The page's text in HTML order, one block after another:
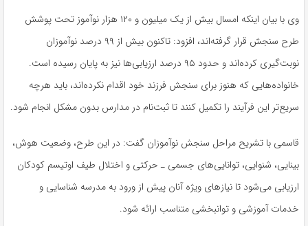
وی با بیان اینکه امسال بیش از یک میلیون و ۱۲۰ هزار نوآموز تحت پوشش
طرح سنجش قرار گرفته‌اند، افزود: تاکنون بیش از ۹۹ درصد نوآموزان
نوبت‌گیری کرده‌اند و حدود ۹۵ درصد ارزیابی‌ها نیز به پایان رسیده است.
خانواده‌هایی که هنوز برای سنجش فرزند خود اقدام نکرده‌اند، باید هرچه
سریع‌تر این فرآیند را تکمیل کنند تا ثبت‌نام در مدارس بدون مشکل انجام شود.
قاسمی با تشریح مراحل سنجش نوآموزان گفت: در این طرح، وضعیت هوش،
بینایی، شنوایی، توانایی‌های جسمی ـ حرکتی و اختلال طیف اوتیسم کودکان
ارزیابی می‌شود تا نیازهای ویژه آنان پیش از ورود به مدرسه شناسایی و
خدمات آموزشی و توانبخشی متناسب ارائه شود.